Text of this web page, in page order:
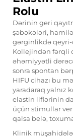
Rolu
Dərinin geri
şəbəkələri,
gərginlikdə qeyri-
Kollejindən fərqli
əhəmiyyətli
sonra spontan
HIFU cihazı bu
yaradaraq yalnız
elastin liflərinin
üçün stimullar
qalsa belə,
Klinik